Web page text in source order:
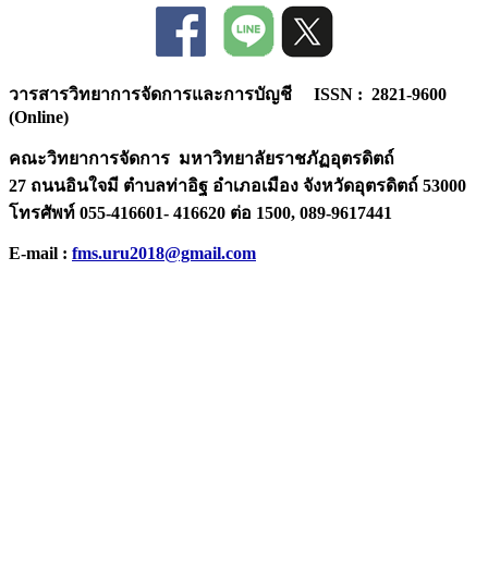
วารสารวิทยาการจัดการและการบัญชี ISSN : 2821-9600
(Online)
คณะวิทยาการจัดการ มหาวิทยาลัยราชภัฏอุตรดิตถ์
27 ถนนอินใจมี ตำบลท่าอิฐ อำเภอเมือง จังหวัดอุตรดิตถ์ 53000
โทรศัพท์ 055-416601- 416620 ต่อ 1500, 089-9617441
E-mail : fms.uru2018@gmail.com